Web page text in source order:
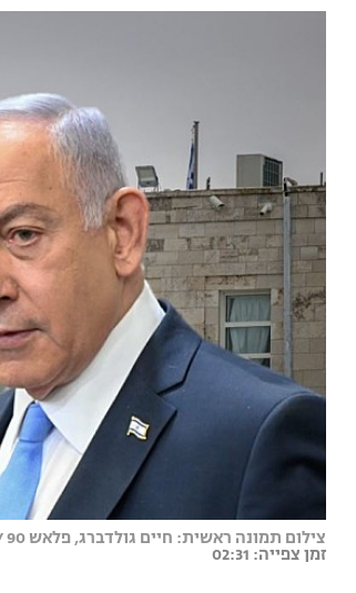
צילום תמונה ראשית: חיים גולדברג, פלאש 90 / יאיר שגיא, פול
זמן צפייה: 02:31